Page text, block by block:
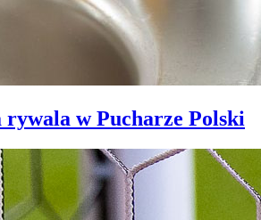
rywala w Pucharze Polski